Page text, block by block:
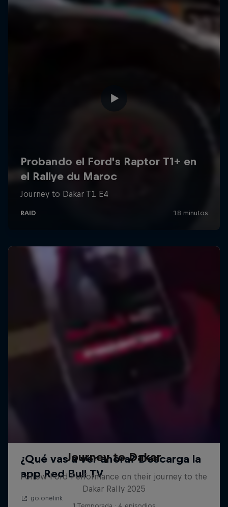
Journey to Dakar
Follow Ford Performance on their journey to the
Dakar Rally 2025